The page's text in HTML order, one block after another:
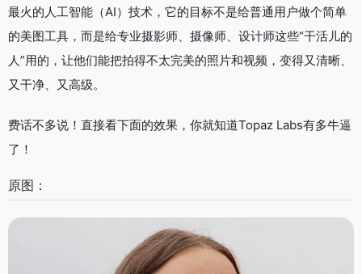
最火的人工智能（AI）技术，它的目标不是给普通用户做个简单
的美图工具，而是给专业摄影师、摄像师、设计师这些“干活儿的
人”用的，让他们能把拍得不太完美的照片和视频，变得又清晰、
又干净、又高级。
费话不多说！直接看下面的效果，你就知道Topaz Labs有多牛逼
了！
原图：